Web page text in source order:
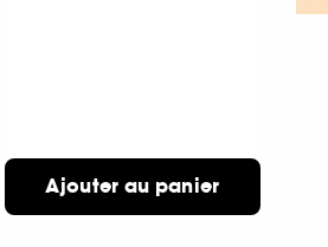
Ajouter au panier